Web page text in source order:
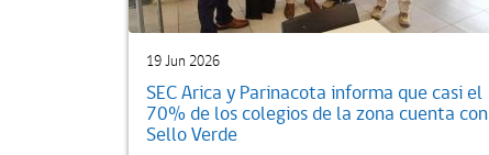
19 Jun 2026
SEC Arica y Parinacota informa que casi el
70% de los colegios de la zona cuenta con
Sello Verde